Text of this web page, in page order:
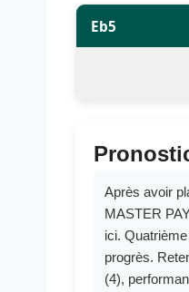
Eb5
Après avoir
MASTER
ici.
progrès.
(4),